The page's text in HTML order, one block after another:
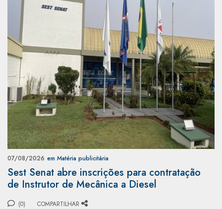
07/08/2026 em Matéria publicitária
Sest Senat abre inscrições para contratação
de Instrutor de Mecânica a Diesel
(0) COMPARTILHAR